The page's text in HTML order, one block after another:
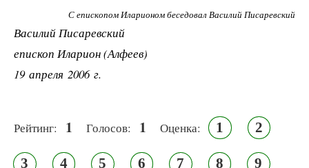
С епископом Иларионом беседовал Василий Писаревский
Василий Писаревский
епископ Иларион (Алфеев)
19 апреля 2006 г.
Рейтинг: 1 Голосов: 1 Оценка: 1 2
3 4 5 6 7 8 9